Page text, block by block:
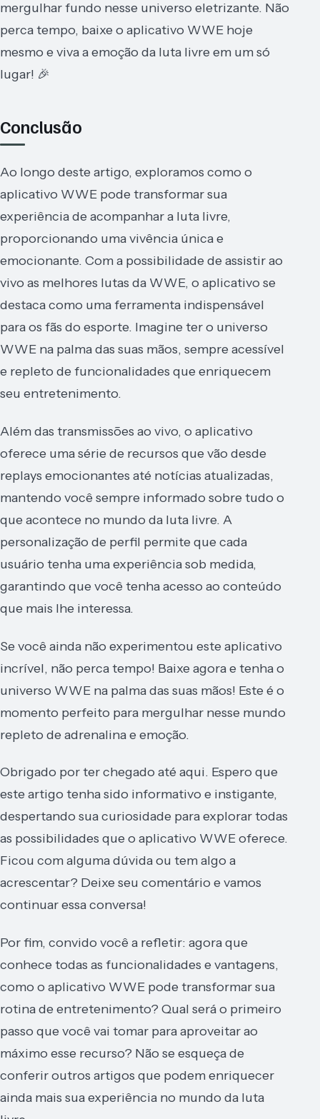
mergulhar fundo nesse universo eletrizante. Não
perca tempo, baixe o aplicativo WWE hoje
mesmo e viva a emoção da luta livre em um só
lugar! 🎉
Conclusão
Ao longo deste artigo, exploramos como o
aplicativo WWE pode transformar sua
experiência de acompanhar a luta livre,
proporcionando uma vivência única e
emocionante. Com a possibilidade de assistir ao
vivo as melhores lutas da WWE, o aplicativo se
destaca como uma ferramenta indispensável
para os fãs do esporte. Imagine ter o universo
WWE na palma das suas mãos, sempre acessível
e repleto de funcionalidades que enriquecem
seu entretenimento.
Além das transmissões ao vivo, o aplicativo
oferece uma série de recursos que vão desde
replays emocionantes até notícias atualizadas,
mantendo você sempre informado sobre tudo o
que acontece no mundo da luta livre. A
personalização de perfil permite que cada
usuário tenha uma experiência sob medida,
garantindo que você tenha acesso ao conteúdo
que mais lhe interessa.
Se você ainda não experimentou este aplicativo
incrível, não perca tempo! Baixe agora e tenha o
universo WWE na palma das suas mãos! Este é o
momento perfeito para mergulhar nesse mundo
repleto de adrenalina e emoção.
Obrigado por ter chegado até aqui. Espero que
este artigo tenha sido informativo e instigante,
despertando sua curiosidade para explorar todas
as possibilidades que o aplicativo WWE oferece.
Ficou com alguma dúvida ou tem algo a
acrescentar? Deixe seu comentário e vamos
continuar essa conversa!
Por fim, convido você a refletir: agora que
conhece todas as funcionalidades e vantagens,
como o aplicativo WWE pode transformar sua
rotina de entretenimento? Qual será o primeiro
passo que você vai tomar para aproveitar ao
máximo esse recurso? Não se esqueça de
conferir outros artigos que podem enriquecer
ainda mais sua experiência no mundo da luta